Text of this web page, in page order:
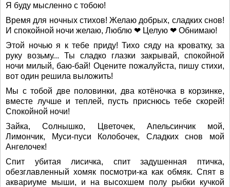
Я буду мысленно с тобою!
Время для ночных стихов! Желаю добрых, сладких снов!
И спокойной ночи желаю, Люблю ❤ Целую ❤ Обнимаю!
Этой ночью я к тебе приду! Тихо сяду на кроватку, за
руку возьму... Ты сладко глазки закрывай, спокойной
ночи милый, баю-бай! Оцените пожалуйста, пишу стихи,
вот один решила выложить!
Мы с тобой две половинки, два котёночка в корзинке,
вместе лучше и теплей, пусть приснюсь тебе скорей!
Спокойной ночи!
Зайка, Солнышко, Цветочек, Апельсинчик мой,
Лимончик, Муси-пуси Колобочек, Сладких снов мой
Ангелочек!
Спит убитая лисичка, спит задушенная птичка,
обезглавленный хомяк посмотри-ка как обмяк. Спят в
аквариуме мыши, и на высохшем полу рыбки кучкой